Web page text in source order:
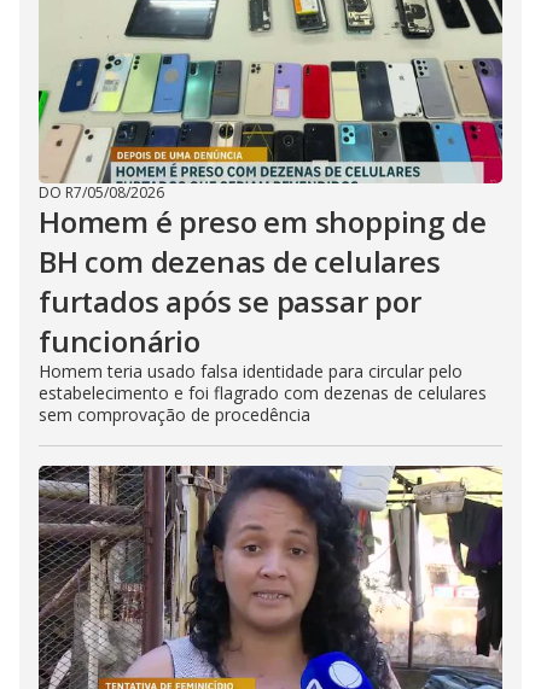
DO R7/05/08/2026
Homem é preso em shopping de
BH com dezenas de celulares
furtados após se passar por
funcionário
Homem teria usado falsa identidade para circular pelo
estabelecimento e foi flagrado com dezenas de celulares
sem comprovação de procedência